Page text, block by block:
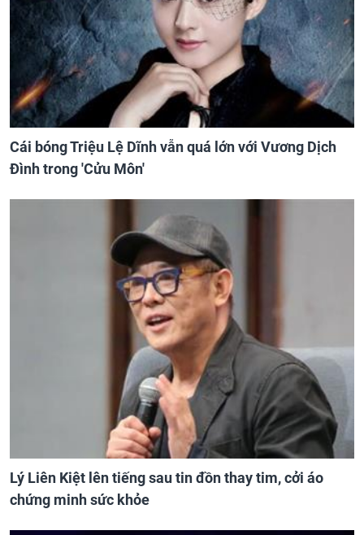
Cái bóng Triệu Lệ Dĩnh vẫn quá lớn với Vương Dịch
Đình trong 'Cửu Môn'
Lý Liên Kiệt lên tiếng sau tin đồn thay tim, cởi áo
chứng minh sức khỏe